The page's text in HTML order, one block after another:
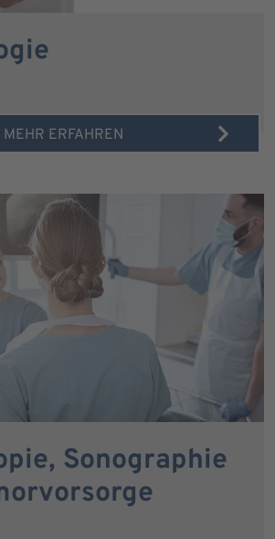
MEHR ERFAHREN
Sonographie